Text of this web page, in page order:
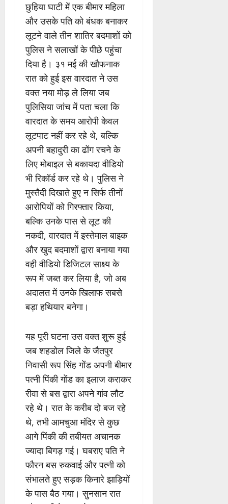
छुहिया घाटी में एक बीमार महिला
और उसके पति को बंधक बनाकर
लूटने वाले तीन शातिर बदमाशों को
पुलिस ने सलाखों के पीछे पहुंचा
दिया है। ३१ मई की खौफनाक
रात को हुई इस वारदात ने उस
वक्त नया मोड़ ले लिया जब
पुलिसिया जांच में पता चला कि
वारदात के समय आरोपी केवल
लूटपाट नहीं कर रहे थे, बल्कि
अपनी बहादुरी का ढोंग रचने के
लिए मोबाइल से बकायदा वीडियो
भी रिकॉर्ड कर रहे थे। पुलिस ने
मुस्तैदी दिखाते हुए न सिर्फ तीनों
आरोपियों को गिरफ्तार किया,
बल्कि उनके पास से लूट की
नकदी, वारदात में इस्तेमाल बाइक
और खुद बदमाशों द्वारा बनाया गया
वही वीडियो डिजिटल साक्ष्य के
रूप में जब्त कर लिया है, जो अब
अदालत में उनके खिलाफ सबसे
बड़ा हथियार बनेगा।
यह पूरी घटना उस वक्त शुरू हुई
जब शहडोल जिले के जैतपुर
निवासी रूप सिंह गोंड अपनी बीमार
पत्नी पिंकी गोंड का इलाज कराकर
रीवा से बस द्वारा अपने गांव लौट
रहे थे। रात के करीब दो बज रहे
थे, तभी आमचुआ मंदिर से कुछ
आगे पिंकी की तबीयत अचानक
ज्यादा बिगड़ गई। घबराए पति ने
फौरन बस रुकवाई और पत्नी को
संभालते हुए सड़क किनारे झाड़ियों
के पास बैठ गया। सुनसान रात